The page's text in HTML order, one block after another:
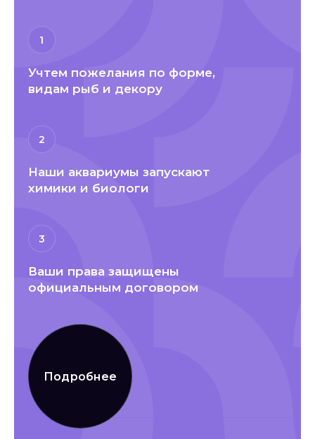
1
Учтем пожелания по форме,
видам рыб и декору
2
Наши аквариумы запускают
химики и биологи
3
Ваши права защищены
официальным договором
Подробнее